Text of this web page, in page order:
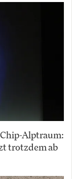
Alptraum:
trotzdem ab